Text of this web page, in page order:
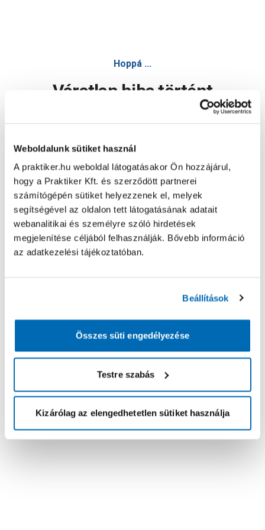
Weboldalunk sütiket használ
A praktiker.hu weboldal látogatásakor Ön hozzájárul,
hogy a Praktiker Kft. és szerződött partnerei
számítógépén sütiket helyezzenek el, melyek
segítségével az oldalon tett látogatásának adatait
webanalitikai és személyre szóló hirdetések
megjelenítése céljából felhasználják. Bővebb információ
az adatkezelési tájékoztatóban.
Beállítások
Összes süti engedélyezése
Testre szabás
Kizárólag az elengedhetetlen sütiket használja
Hoppá ...
Váratlan hiba történt
Oldal újratöltése